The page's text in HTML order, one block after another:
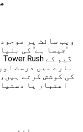
'جیسا ہے' کی
بارے میں درست
کی کوشش کرتے
اعتبار یا